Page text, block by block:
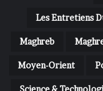
Les Entretiens
Maghreb
Moyen-Orient
Science &